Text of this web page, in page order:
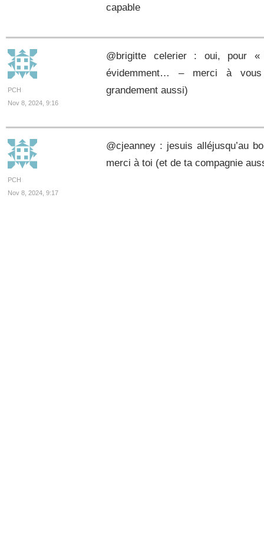
capable
PCH
Nov 8, 2024, 9:16
@brigitte celerier : oui, pour
évidemment… – merci à vous
grandement aussi)
PCH
Nov 8, 2024, 9:17
@cjeanney : jesuis alléjusqu’au
merci à toi (et de ta compagnie